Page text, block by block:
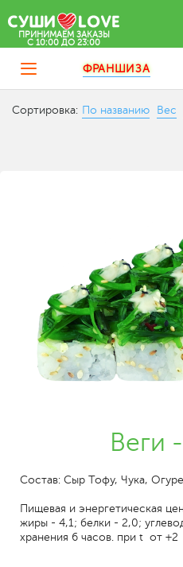
ПРИНИМАЕМ ЗАКАЗЫ
C 10:00 ДО 23:00
ФРАНШИЗА
Сортировка: По названию Вес
Веги
Состав: Сыр Тофу, Чука,
Пищевая и энергетическая
жиры - 4,1; белки - 2,0;
хранения 6 часов. при t от +2